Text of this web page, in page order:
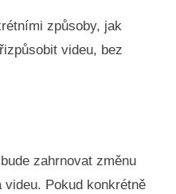
způsoby, jak
videu, bez
zahrnovat změnu
Pokud konkrétně